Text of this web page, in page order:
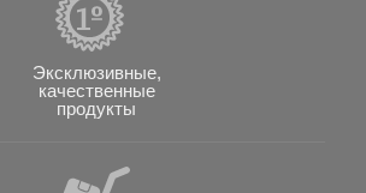
Эксклюзивные,
качественные
продукты